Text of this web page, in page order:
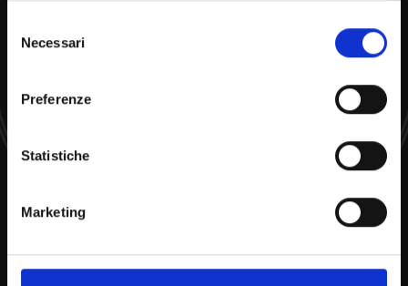
delNecessari
Preferenze
Statistiche
Marketing
Ci presentiamo